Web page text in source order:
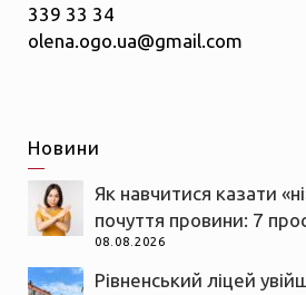
339 33 34
olena.ogo.ua@gmail.com
Новини
Як навчитися казати
почуття провини: 7
08.08.2026
Рівненський ліцей